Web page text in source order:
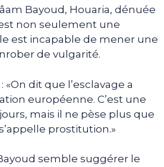
Bayoud, Houaria, dénuée
non seulement une
est incapable de mener une
de vulgarité.
dit que l’esclavage a
européenne. C’est une
mais il ne pèse plus que
prostitution.»
semble suggérer le